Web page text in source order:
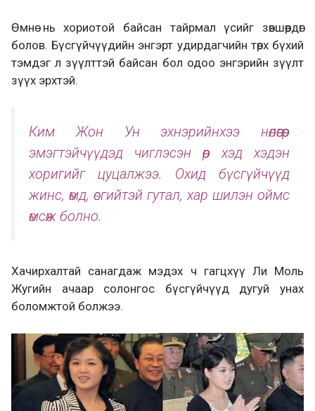
Өмнө нь хориотой байсан тайрмал үсийг зөвшөөрдөг
болов. Бүсгүйчүүдийн энгэрт удирдагчийн төрх бүхий
тэмдэг л зүүлттэй байсан бол одоо энгэрийн зүүлт
зүүх эрхтэй.
Ким Жон Ун эхнэрийнхээ нөлөөгөөр
эмэгтэйчүүдэд чиглэсэн өөр хэд хэдэн
хоригийг цуцалжээ. Охид бүсгүйчүүд
жинс, өмд, өсгийтэй гутал, хар шилэн оймс
өмсөж болно.
Хачирхалтай санагдаж мэдэх ч гагцхүү Ли Моль
Жугийн ачаар солонгос бүсгүйчүүд дугуй унах
боломжтой болжээ.